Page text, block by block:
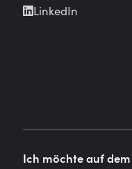
LinkedIn
Ich möchte auf